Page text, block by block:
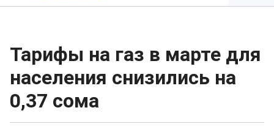
Тарифы на газ в марте для
населения снизились на
0,37 сома